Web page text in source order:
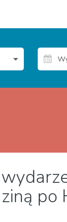
wydarzenia
po